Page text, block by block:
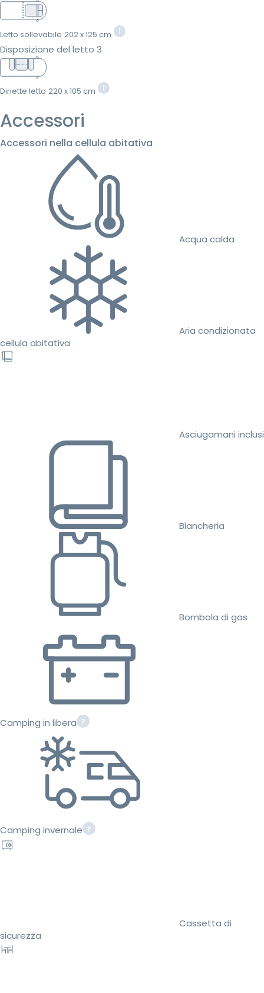
Letto sollevabile 202 x 125 cm
Disposizione del letto 3
Dinette letto 220 x 105 cm
Accessori
Accessori nella cellula abitativa
Acqua calda
Aria condizionata
cellula abitativa
Asciugamani inclusi
Biancheria
Bombola di gas
Camping in libera
Camping invernale
Cassetta di
sicurezza